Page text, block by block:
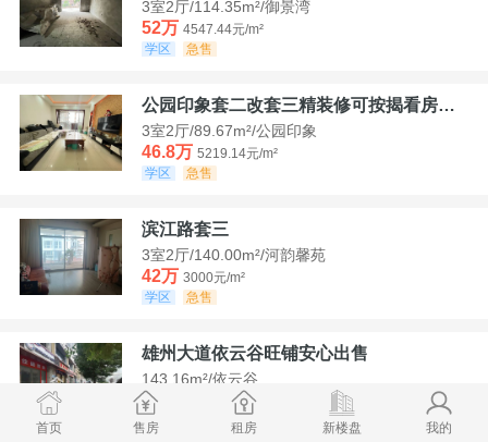
3室2厅/114.35m²/御景湾
52万 4547.44元/m²
学区
急售
公园印象套二改套三精装修可按揭看房方便
3室2厅/89.67m²/公园印象
46.8万 5219.14元/m²
学区
急售
滨江路套三
3室2厅/140.00m²/河韵馨苑
42万 3000元/m²
学区
急售
雄州大道依云谷旺铺安心出售
143.16m²/依云谷
178.8万
12489.52元/m²
学区
首页 售房 租房 新楼盘 我的